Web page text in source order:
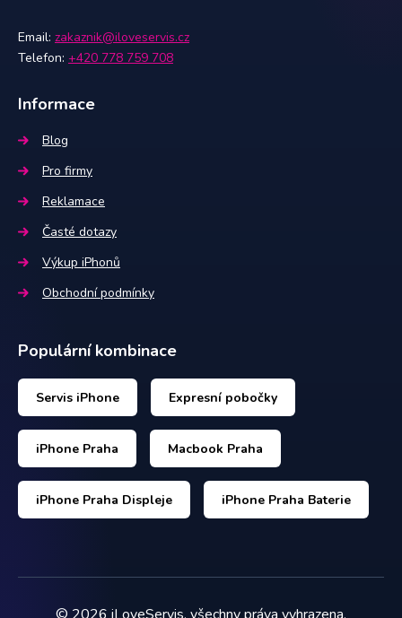
Email: zakaznik@iloveservis.cz
Telefon: +420 778 759 708
Informace
Blog
Pro firmy
Reklamace
Časté dotazy
Výkup iPhonů
Obchodní podmínky
Populární kombinace
Servis iPhone Expresní pobočky
iPhone Praha Macbook Praha
iPhone Praha Displeje iPhone Praha Baterie